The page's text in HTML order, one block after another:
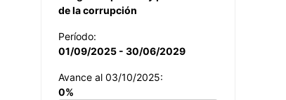
de la corrupción
Período:
01/09/2025 - 30/06/2029
Avance al 03/10/2025:
0%